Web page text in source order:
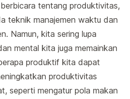
tentang produktivitas,
teknik manajemen waktu dan
Namun, kita sering lupa
mental kita juga memainkan
produktif kita dapat
produktivitas
seperti mengatur pola makan